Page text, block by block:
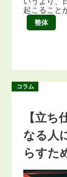
起こること
整体
コラム
【立ち
なる人
らすた